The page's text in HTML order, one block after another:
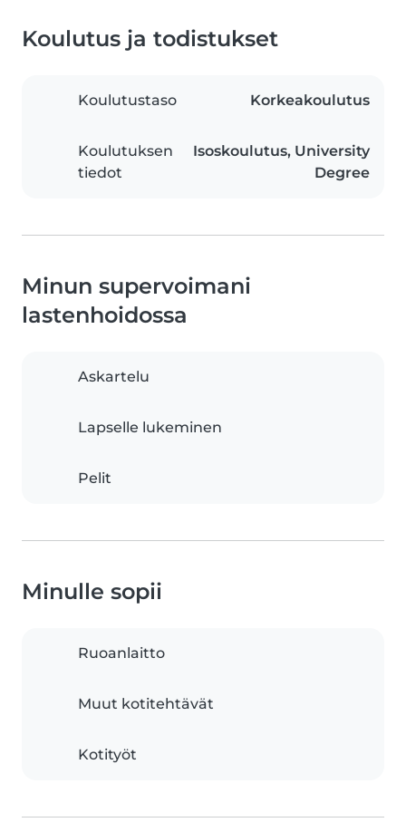
Koulutus ja todistukset
Koulutustaso Korkeakoulutus
Koulutuksen
tiedot
Isoskoulutus, University
Degree
Minun supervoimani
lastenhoidossa
Askartelu
Lapselle lukeminen
Pelit
Minulle sopii
Ruoanlaitto
Muut kotitehtävät
Kotityöt